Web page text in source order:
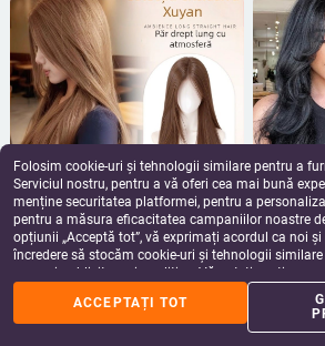
Perucă pentru femei – păr lung
drept, cu breton lateral, stil natural,
material: mătase proteică, marcă
156.04 - 194.11Lei
add_shopping_cart
Perucă:
opt
mai multe
165.12
Folosim cookie-uri și tehnologii similare pentru a
Serviciul nostru, pentru a vă oferi cea mai bună
menține securitatea platformei, pentru a
pentru a măsura eficacitatea campaniilor noastre
opțiunii „Acceptă tot”, vă exprimați acordul ca noi
încredere să stocăm cookie-uri și tehnologii
scopuri publicitare și analitice. Vă puteți gestiona
făcând clic pe „Gestionează preferințele”. Pentru
rugăm să consultațiPolitica noastră de
ACCEPTAȚI TOT